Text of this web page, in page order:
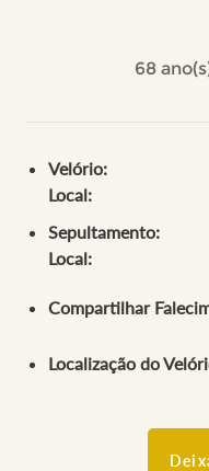
68
Velório:
Local:
Sepultamento:
Local:
Compartilhar
Localização do